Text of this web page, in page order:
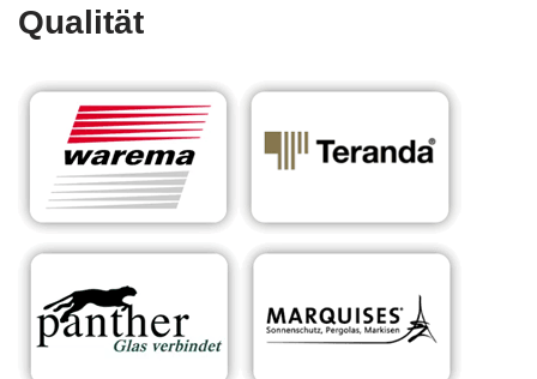
Qualität